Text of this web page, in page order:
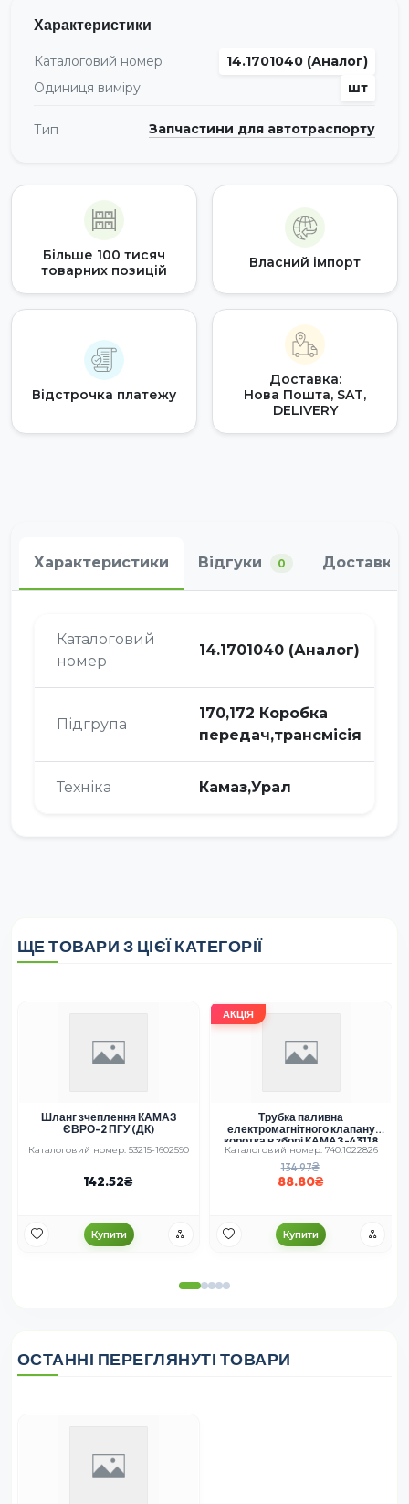
Характеристики
Каталоговий номер
14.1701040 (Аналог)
Одиниця виміру
шт
Тип Запчастини для автотраспорту
Більше 100 тисяч
товарних позицій
Власний імпорт
Відстрочка платежу
Доставка:
Нова Пошта, SAT,
DELIVERY
Характеристики Відгуки 0 Доставка
Каталоговий
номер
14.1701040 (Аналог)
Підгрупа
170,172 Коробка
передач,трансмісія
Техніка Камаз,Урал
ЩЕ ТОВАРИ З ЦІЄЇ КАТЕГОРІЇ
Шланг зчеплення КАМАЗ
ЄВРО-2 ПГУ (ДК)
Каталоговий номер: 53215-1602590
142.52
Купити
АКЦІЯ
Трубка паливна
електромагнітного клапану
коротка в зборі КАМАЗ-43118
Каталоговий номер: 740.1022826
134.97
88.80
Купити
ОСТАННІ ПЕРЕГЛЯНУТІ ТОВАРИ